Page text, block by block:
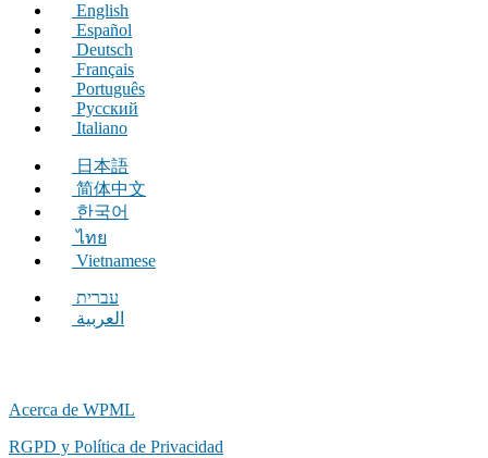
English
Español
Deutsch
Français
Português
Русский
Italiano
日本語
简体中文
한국어
ไทย
Vietnamese
עברית
العربية
Acerca de WPML
RGPD y Política de Privacidad